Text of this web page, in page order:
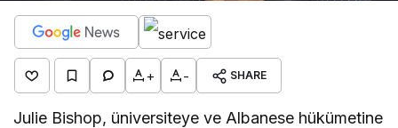
+ - SHARE
Julie Bishop, üniversiteye ve Albanese hükümetine